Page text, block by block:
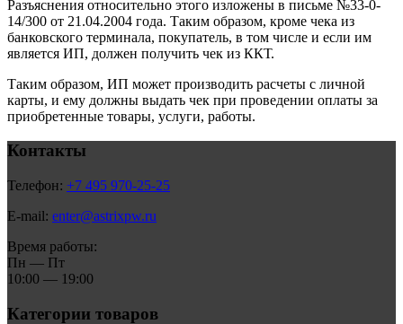
Разъяснения относительно этого изложены в письме №33-0-
14/300 от 21.04.2004 года. Таким образом, кроме чека из
банковского терминала, покупатель, в том числе и если им
является ИП, должен получить чек из ККТ.
Таким образом, ИП может производить расчеты с личной
карты, и ему должны выдать чек при проведении оплаты за
приобретенные товары, услуги, работы.
Контакты
Телефон: +7 495 970-25-25
E-mail: enter@astrixpw.ru
Время работы:
Пн — Пт
10:00 — 19:00
Категории товаров